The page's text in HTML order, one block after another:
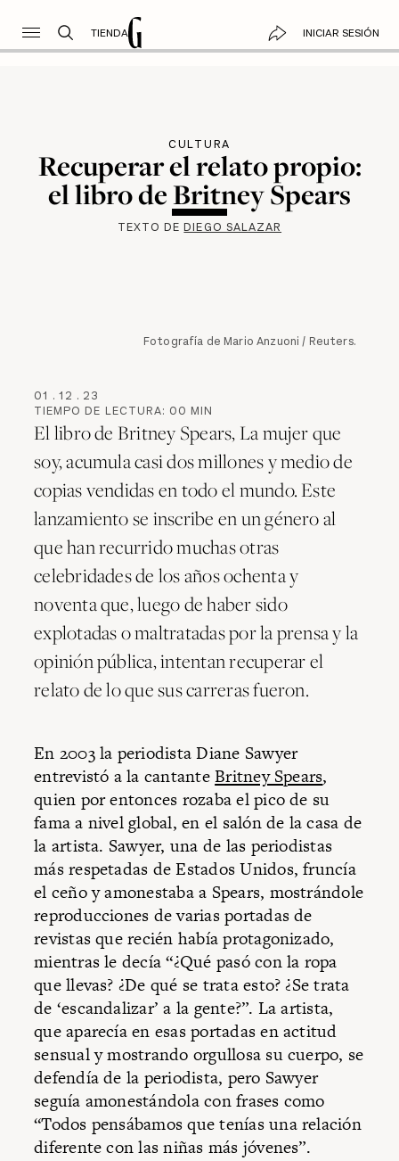
TIENDA INICIAR SESIÓN
CULTURA
Recuperar el relato propio:
el libro de Britney Spears
TEXTO DEDIEGO SALAZAR
Fotografía de Mario Anzuoni / Reuters.
01 . 12 . 23
TIEMPO DE LECTURA: 00 MIN
El libro de Britney Spears, La mujer que
soy, acumula casi dos millones y medio de
copias vendidas en todo el mundo. Este
lanzamiento se inscribe en un género al
que han recurrido muchas otras
celebridades de los años ochenta y
noventa que, luego de haber sido
explotadas o maltratadas por la prensa y la
opinión pública, intentan recuperar el
relato de lo que sus carreras fueron.
En 2003 la periodista Diane Sawyer
entrevistó a la cantanteBritney Spears,
quien por entonces rozaba el pico de su
fama a nivel global, en el salón de la casa de
la artista. Sawyer, una de las periodistas
más respetadas de Estados Unidos, fruncía
el ceño y amonestaba a Spears, mostrándole
reproducciones de varias portadas de
revistas que recién había protagonizado,
mientras le decía “¿Qué pasó con la ropa
que llevas? ¿De qué se trata esto? ¿Se trata
de ‘escandalizar’ a la gente?”. La artista,
que aparecía en esas portadas en actitud
sensual y mostrando orgullosa su cuerpo, se
defendía de la periodista, pero Sawyer
seguía amonestándola con frases como
“Todos pensábamos que tenías una relación
diferente con las niñas más jóvenes”.